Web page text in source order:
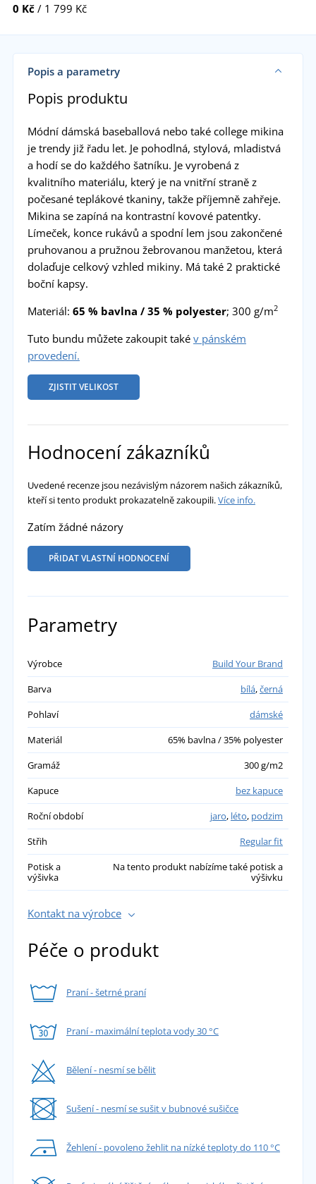
0 Kč / 1 799 Kč
Popis a parametry
Popis produktu
Módní dámská baseballová nebo také college mikina
je trendy již řadu let. Je pohodlná, stylová, mladistvá
a hodí se do každého šatníku. Je vyrobená z
kvalitního materiálu, který je na vnitřní straně z
počesané teplákové tkaniny, takže příjemně zahřeje.
Mikina se zapíná na kontrastní kovové patentky.
Límeček, konce rukávů a spodní lem jsou zakončené
pruhovanou a pružnou žebrovanou manžetou, která
dolaďuje celkový vzhled mikiny. Má také 2 praktické
boční kapsy.
Materiál: 65 % bavlna / 35 % polyester; 300 g/m2
Tuto bundu můžete zakoupit také v pánském
provedení.
ZJISTIT VELIKOST
Hodnocení zákazníků
Uvedené recenze jsou nezávislým názorem našich zákazníků,
kteří si tento produkt prokazatelně zakoupili.Více info.
Zatím žádné názory
PŘIDAT VLASTNÍ HODNOCENÍ
Parametry
Výrobce
Build Your Brand
Barva
bílá,černá
Pohlaví
dámské
Materiál
65% bavlna / 35% polyester
Gramáž
300 g/m2
Kapuce
bez kapuce
Roční období
jaro, léto, podzim
Střih
Regular fit
Potisk a
výšivka
Na tento produkt nabízíme také potisk a
výšivku
Kontakt na výrobce
Péče o produkt
Praní - šetrné praní
Praní - maximální teplota vody 30 °C
Bělení - nesmí se bělit
Sušení - nesmí se sušit v bubnové sušičce
Žehlení - povoleno žehlit na nízké teploty do 110 °C